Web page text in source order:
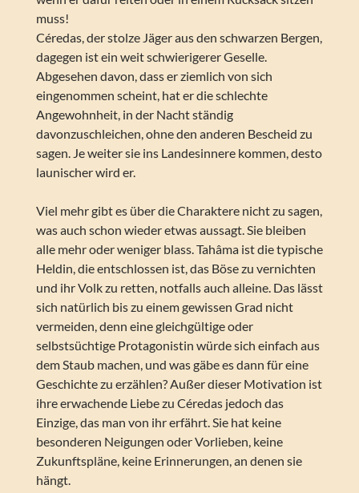
muss!
Céredas, der stolze Jäger aus den schwarzen Bergen,
dagegen ist ein weit schwierigerer Geselle.
Abgesehen davon, dass er ziemlich von sich
eingenommen scheint, hat er die schlechte
Angewohnheit, in der Nacht ständig
davonzuschleichen, ohne den anderen Bescheid zu
sagen. Je weiter sie ins Landesinnere kommen, desto
launischer wird er.
Viel mehr gibt es über die Charaktere nicht zu sagen,
was auch schon wieder etwas aussagt. Sie bleiben
alle mehr oder weniger blass. Tahâma ist die typische
Heldin, die entschlossen ist, das Böse zu vernichten
und ihr Volk zu retten, notfalls auch alleine. Das lässt
sich natürlich bis zu einem gewissen Grad nicht
vermeiden, denn eine gleichgültige oder
selbstsüchtige Protagonistin würde sich einfach aus
dem Staub machen, und was gäbe es dann für eine
Geschichte zu erzählen? Außer dieser Motivation ist
ihre erwachende Liebe zu Céredas jedoch das
Einzige, das man von ihr erfährt. Sie hat keine
besonderen Neigungen oder Vorlieben, keine
Zukunftspläne, keine Erinnerungen, an denen sie
hängt.